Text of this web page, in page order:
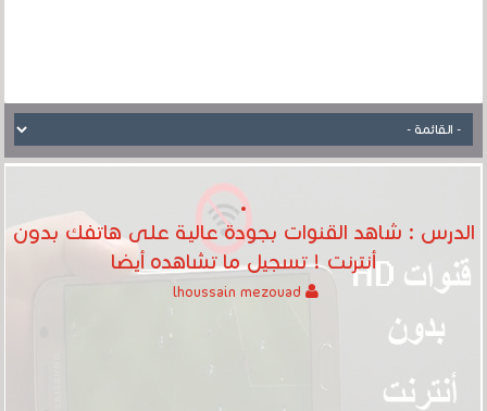
الدرس : شاهد القنوات بجودة عالية على هاتفك بدون
أنترنت ! تسجيل ما تشاهده أيضا